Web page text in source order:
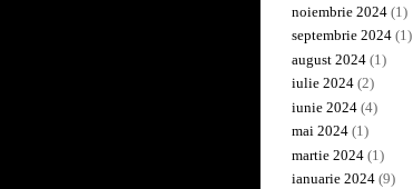
noiembrie 2024 (1)
septembrie 2024 (1)
august 2024 (1)
iulie 2024 (2)
iunie 2024 (4)
mai 2024 (1)
martie 2024 (1)
ianuarie 2024 (9)